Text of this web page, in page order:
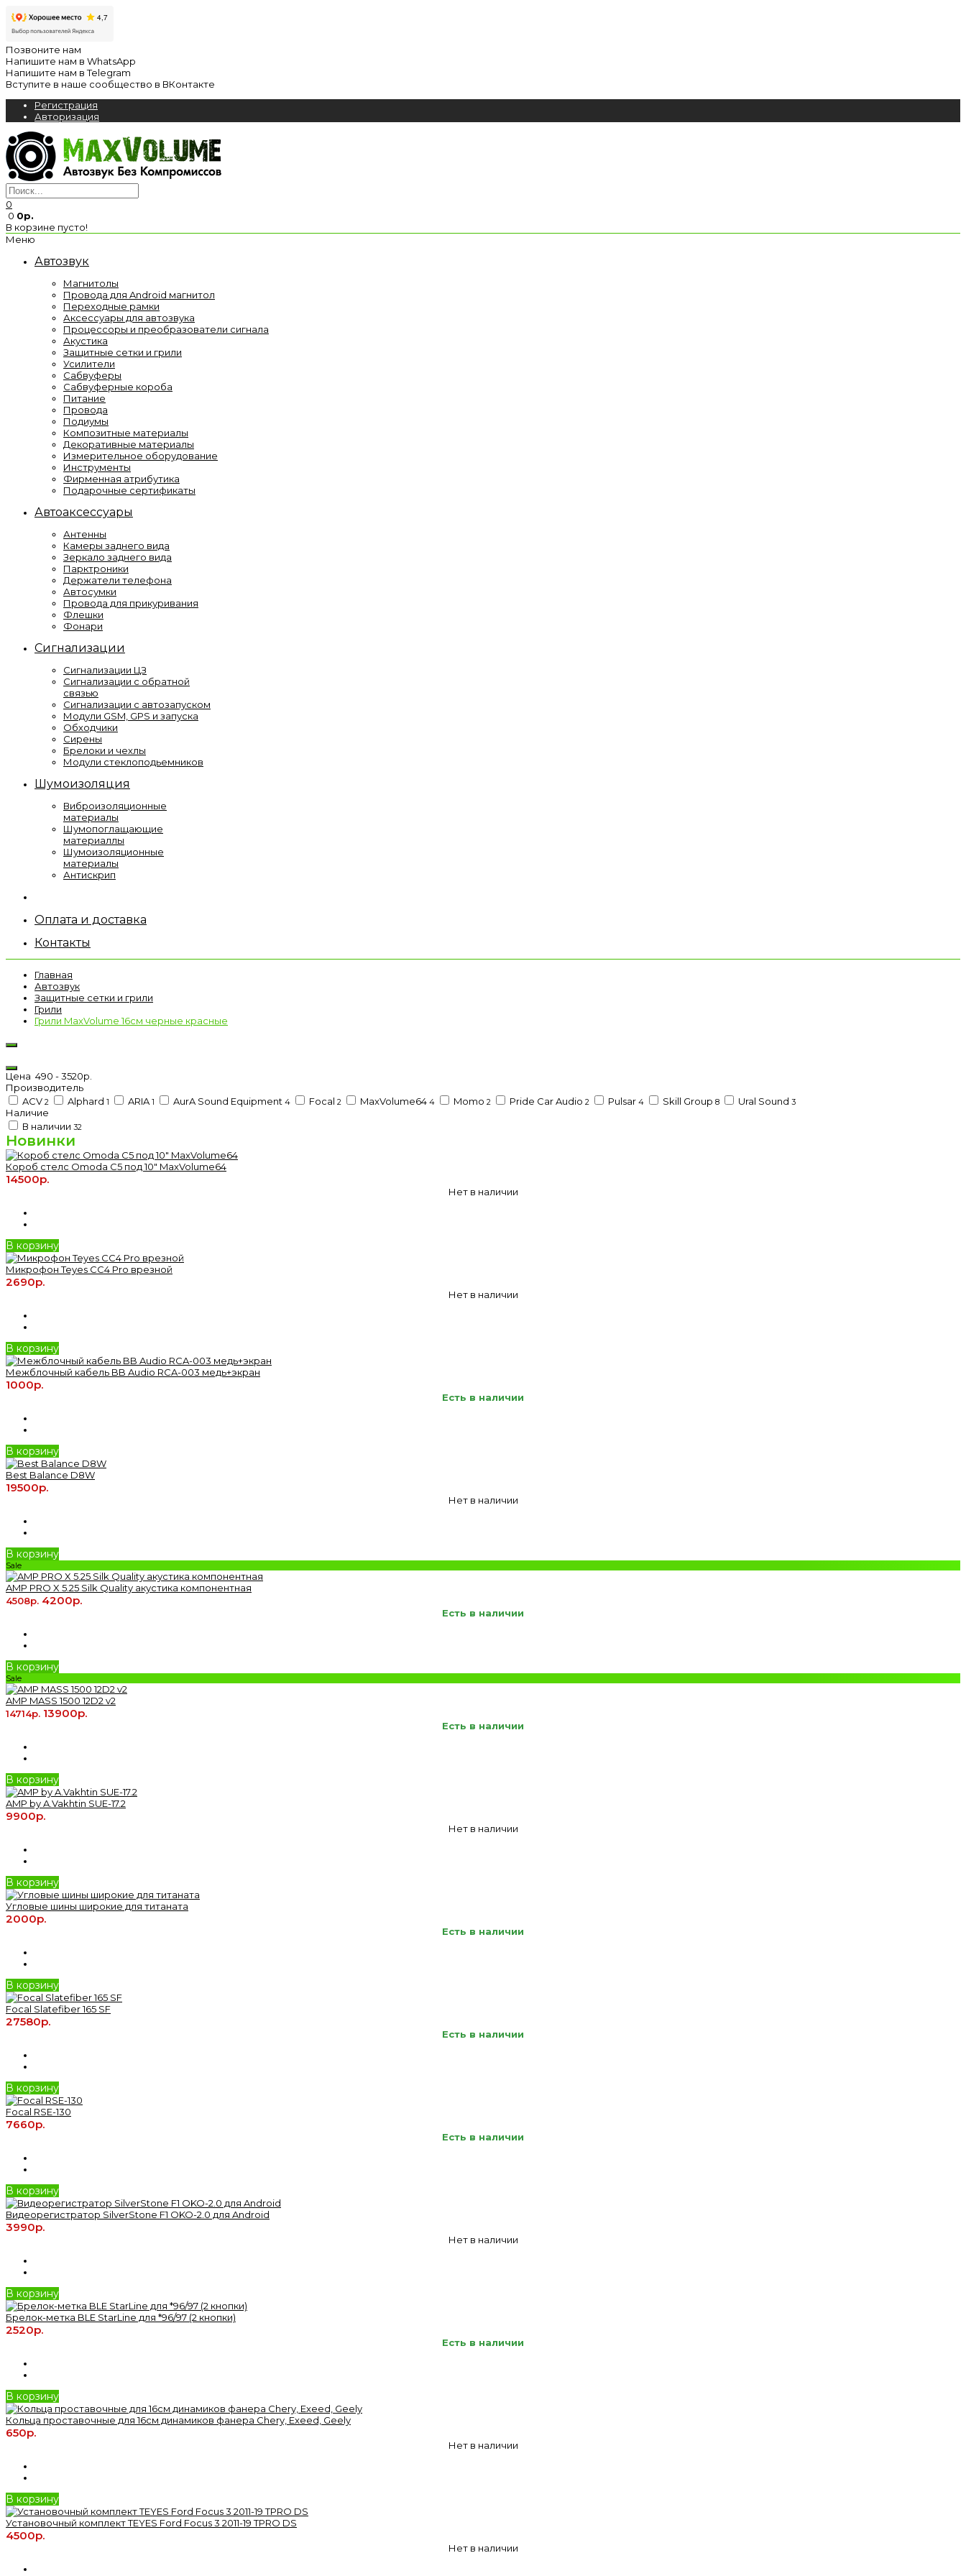
Позвоните нам
Напишите нам в WhatsApp
Напишите нам в Telegram
Вступите в наше сообщество в ВКонтакте
Регистрация
Авторизация
0
0 0р.
В корзине пусто!
Меню
Автозвук
Магнитолы
Провода для Android магнитол
Переходные рамки
Аксессуары для автозвука
Процессоры и преобразователи сигнала
Акустика
Защитные сетки и грили
Усилители
Сабвуферы
Сабвуферные короба
Питание
Провода
Подиумы
Композитные материалы
Декоративные материалы
Измерительное оборудование
Инструменты
Фирменная атрибутика
Подарочные сертификаты
Автоаксессуары
Антенны
Камеры заднего вида
Зеркало заднего вида
Парктроники
Держатели телефона
Автосумки
Провода для прикуривания
Флешки
Фонари
Сигнализации
Сигнализации ЦЗ
Сигнализации с обратной
связью
Сигнализации с автозапуском
Модули GSM, GPS и запуска
Обходчики
Сирены
Брелоки и чехлы
Модули стеклоподьемников
Шумоизоляция
Виброизоляционные
материалы
Шумопоглащающие
материаллы
Шумоизоляционные
материалы
Антискрип
Оплата и доставка
Контакты
Главная
Автозвук
Защитные сетки и грили
Грили
Грили MaxVolume 16см черные красные
Цена 490 -3520р.
Производитель
ACV 2 Alphard 1 ARIA 1 AurA Sound Equipment 4 Focal 2 MaxVolume64 4 Momo 2 Pride Car Audio 2 Pulsar 4 Skill Group 8 Ural Sound 3
Наличие
В наличии 32
Новинки
Короб стелс Omoda C5 под 10" MaxVolume64
14500р.
Нет в наличии
В корзину
Микрофон Teyes CC4 Pro врезной
2690р.
Нет в наличии
В корзину
Межблочный кабель BB Audio RCA-003 медь+экран
1000р.
Есть в наличии
В корзину
Best Balance D8W
19500р.
Нет в наличии
В корзину
Sale
AMP PRO X 5.25 Silk Quality акустика компонентная
4508р. 4200р.
Есть в наличии
В корзину
Sale
AMP MASS 1500 12D2 v2
14714р. 13900р.
Есть в наличии
В корзину
AMP by A.Vakhtin SUE-17.2
9900р.
Нет в наличии
В корзину
Угловые шины широкие для титаната
2000р.
Есть в наличии
В корзину
Focal Slatefiber 165 SF
27580р.
Есть в наличии
В корзину
Focal RSE-130
7660р.
Есть в наличии
В корзину
Видеорегистратор SilverStone F1 OKO-2.0 для Android
3990р.
Нет в наличии
В корзину
Брелок-метка BLE StarLine для *96/97 (2 кнопки)
2520р.
Есть в наличии
В корзину
Кольца проставочные для 16см динамиков фанера Chery, Exeed, Geely
650р.
Нет в наличии
В корзину
Установочный комплект TEYES Ford Focus 3 2011-19 TPRO DS
4500р.
Нет в наличии